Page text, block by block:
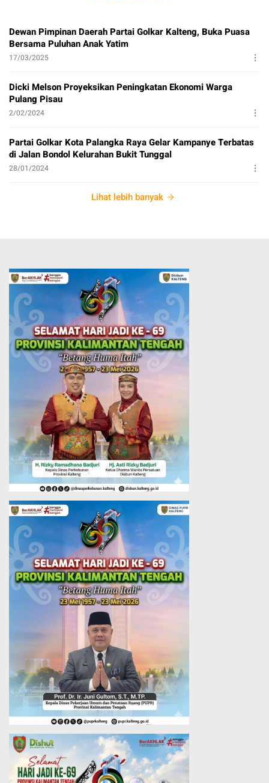
Dewan Pimpinan Daerah Partai Golkar Kalteng, Buka Puasa
Bersama Puluhan Anak Yatim
17/03/2025
Dicki Melson Proyeksikan Peningkatan Ekonomi Warga
Pulang Pisau
2/02/2024
Partai Golkar Kota Palangka Raya Gelar Kampanye Terbatas
di Jalan Bondol Kelurahan Bukit Tunggal
28/01/2024
Lihat lebih banyak